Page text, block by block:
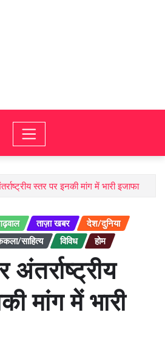
स्तर पर इनकी मांग में भारी इजाफा
ताज़ा खबर
देश/दुनिया
साहित्य विविध होम
मांग में भारी